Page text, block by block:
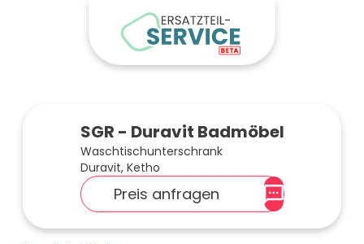
SGR - Duravit Badmöbel
Waschtischunterschrank
Duravit, Ketho
Preis anfragen